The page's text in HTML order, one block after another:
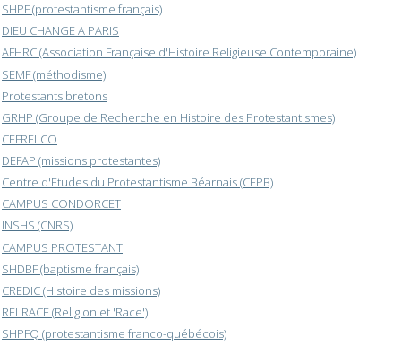
SHPF (protestantisme français)
DIEU CHANGE A PARIS
AFHRC (Association Française d'Histoire Religieuse Contemporaine)
SEMF (méthodisme)
Protestants bretons
GRHP (Groupe de Recherche en Histoire des Protestantismes)
CEFRELCO
DEFAP (missions protestantes)
Centre d'Etudes du Protestantisme Béarnais (CEPB)
CAMPUS CONDORCET
INSHS (CNRS)
CAMPUS PROTESTANT
SHDBF (baptisme français)
CREDIC (Histoire des missions)
RELRACE (Religion et 'Race')
SHPFQ (protestantisme franco-québécois)